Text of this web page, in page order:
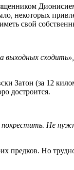
некоторых
свой
выходных
Затон (за 12
достроится.
покрестить. Не
Но